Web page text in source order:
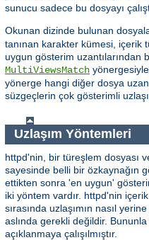
sunucu sadece bu dosyayı
Okunan dizinde bulunan
tanınan karakter kümesi, içerik
uygun gösterim uzantılarından
MultiViewsMatch
yönerge hangi diğer dosya
süzgeçlerin çok gösterimli
Uzlaşım Yöntemleri
httpd'nin, bir türeşlem dosyası
sayesinde belli bir özkaynağın
ettikten sonra 'en uygun'
iki yöntem vardır. httpd'nin
sırasında uzlaşımın nasıl
aslında gerekli değildir.
açıklanmaya çalışılmıştır.